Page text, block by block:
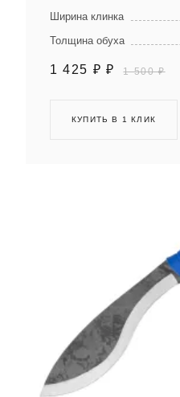
Ширина клинка
Толщина обуха
1 425 ₽ ₽ 1 500 ₽
КУПИТЬ В 1 КЛИК